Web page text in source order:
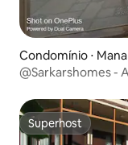
Condomínio ⋅
@Sarkarshomes -
Superhost
Superhost